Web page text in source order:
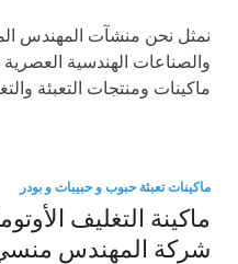
نمثل نحن منشآت المهندس
ماكينات ومنتجات التعبئة
ماكينات تعبئة حبوب و حبيبات و بودر
ماكينة التغليف
شركة المهندس